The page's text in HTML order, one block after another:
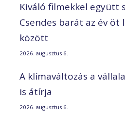
Kiváló filmekkel együtt
Csendes barát az év öt
között
2026. augusztus 6.
A klímaváltozás a
is átírja
2026. augusztus 6.